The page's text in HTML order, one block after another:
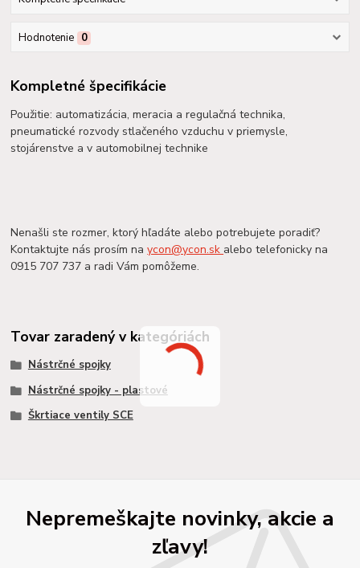
Hodnotenie 0
Kompletné špecifikácie
Použitie: automatizácia, meracia a regulačná technika,
pneumatické rozvody stlačeného vzduchu v priemysle,
stojárenstve a v automobilnej technike
Nenašli ste rozmer, ktorý hľadáte alebo potrebujete poradiť?
Kontaktujte nás prosím naycon@ycon.sk alebo telefonicky na
0915 707 737 a radi Vám pomôžeme.
Tovar zaradený v kategóriách
Nástrčné spojky
Nástrčné spojky - plastové
Škrtiace ventily SCE
Nepremeškajte novinky, akcie a
zľavy!